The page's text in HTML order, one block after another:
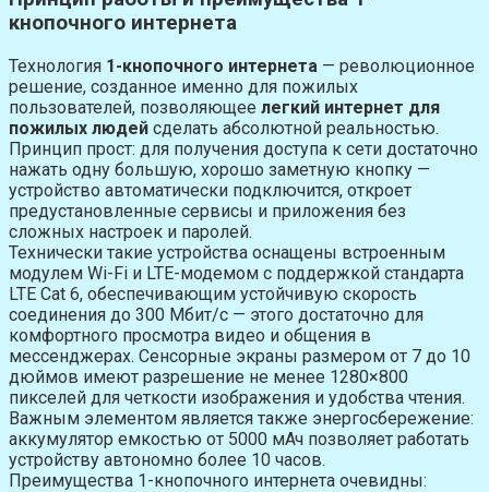
кнопочного интернета
Технология 1-кнопочного интернета — революционное
решение, созданное именно для пожилых
пользователей, позволяющее легкий интернет для
пожилых людей сделать абсолютной реальностью.
Принцип прост: для получения доступа к сети достаточно
нажать одну большую, хорошо заметную кнопку —
устройство автоматически подключится, откроет
предустановленные сервисы и приложения без
сложных настроек и паролей.
Технически такие устройства оснащены встроенным
модулем Wi-Fi и LTE-модемом с поддержкой стандарта
LTE Cat 6, обеспечивающим устойчивую скорость
соединения до 300 Мбит/с — этого достаточно для
комфортного просмотра видео и общения в
мессенджерах. Сенсорные экраны размером от 7 до 10
дюймов имеют разрешение не менее 1280×800
пикселей для четкости изображения и удобства чтения.
Важным элементом является также энергосбережение:
аккумулятор емкостью от 5000 мАч позволяет работать
устройству автономно более 10 часов.
Преимущества 1-кнопочного интернета очевидны: